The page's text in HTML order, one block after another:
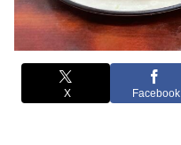
X Facebook